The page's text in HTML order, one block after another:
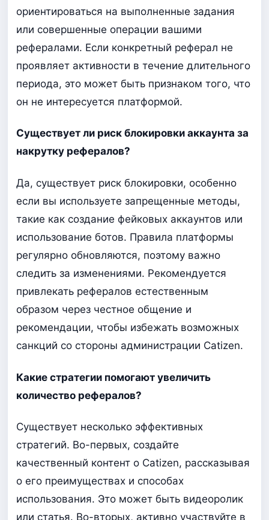
ориентироваться на выполненные задания
или совершенные операции вашими
рефералами. Если конкретный реферал не
проявляет активности в течение длительного
периода, это может быть признаком того, что
он не интересуется платформой.
Существует ли риск блокировки аккаунта за
накрутку рефералов?
Да, существует риск блокировки, особенно
если вы используете запрещенные методы,
такие как создание фейковых аккаунтов или
использование ботов. Правила платформы
регулярно обновляются, поэтому важно
следить за изменениями. Рекомендуется
привлекать рефералов естественным
образом через честное общение и
рекомендации, чтобы избежать возможных
санкций со стороны администрации Catizen.
Какие стратегии помогают увеличить
количество рефералов?
Существует несколько эффективных
стратегий. Во-первых, создайте
качественный контент о Catizen, рассказывая
о его преимуществах и способах
использования. Это может быть видеоролик
или статья. Во-вторых, активно участвуйте в